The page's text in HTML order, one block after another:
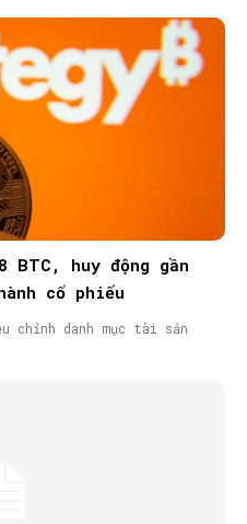
BTC, huy động gần
cổ phiếu
chỉnh danh mục tài sản